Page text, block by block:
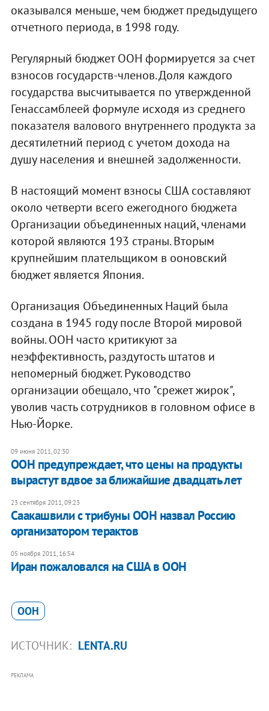
оказывался меньше, чем бюджет предыдущего
отчетного периода, в 1998 году.
Регулярный бюджет ООН формируется за счет
взносов государств-членов. Доля каждого
государства высчитывается по утвержденной
Генассамблеей формуле исходя из среднего
показателя валового внутреннего продукта за
десятилетний период с учетом дохода на
душу населения и внешней задолженности.
В настоящий момент взносы США составляют
около четверти всего ежегодного бюджета
Организации объединенных наций, членами
которой являются 193 страны. Вторым
крупнейшим плательщиком в ооновский
бюджет является Япония.
Организация Объединенных Наций была
создана в 1945 году после Второй мировой
войны. ООН часто критикуют за
неэффективность, раздутость штатов и
непомерный бюджет. Руководство
организации обещало, что "срежет жирок",
уволив часть сотрудников в головном офисе в
Нью-Йорке.
09 июня 2011, 02:30
ООН предупреждает, что цены на продукты
вырастут вдвое за ближайшие двадцать лет
23 сентября 2011, 09:23
Саакашвили с трибуны ООН назвал Россию
организатором терактов
05 ноября 2011, 16:54
​Иран пожаловался на США в ООН
ООН
ИСТОЧНИК: LENTA.RU
РЕКЛАМА